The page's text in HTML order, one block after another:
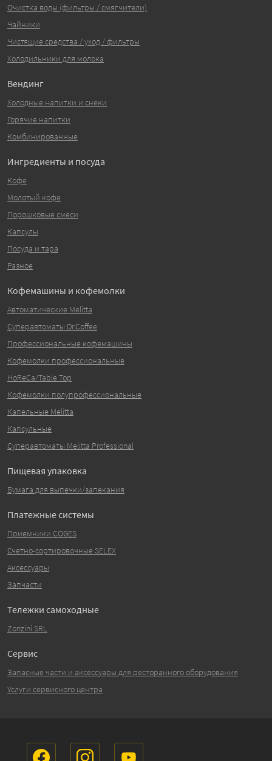
Очистка воды (фильтры / смягчители)
Чайники
Чистящие средства / уход / фильтры
Холодильники для молока
Вендинг
Холодные напитки и снеки
Горячие напитки
Комбинированные
Ингредиенты и посуда
Кофе
Молотый кофе
Порошковые смеси
Капсулы
Посуда и тара
Разное
Кофемашины и кофемолки
Автоматические Melitta
Суперавтоматы Dr.Coffee
Профессиональные кофемашины
Кофемолки профессиональные
HoReCa/Table Top
Кофемолки полупрофессиональные
Капельные Melitta
Капсульные
Суперавтоматы Melitta Professional
Пищевая упаковка
Бумага для выпечки/запекания
Платежные системы
Приемники COGES
Счетно-сортировочные SELEX
Аксессуары
Запчасти
Тележки самоходные
Zonzini SRL
Сервис
Запасные части и аксессуары для ресторанного оборудования
Услуги сервисного центра